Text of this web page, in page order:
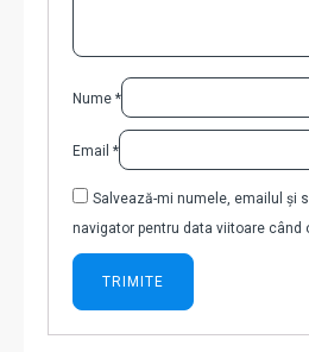
Nume *
Email *
Salvează-mi numele, emailul și
navigator pentru data viitoare când